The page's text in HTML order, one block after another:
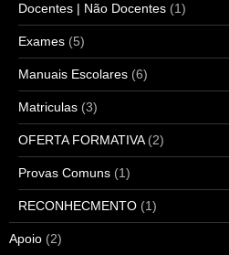
Docentes | Não Docentes (1)
Exames (5)
Manuais Escolares (6)
Matriculas (3)
OFERTA FORMATIVA(2)
Provas Comuns (1)
RECONHECMENTO (1)
Apoio (2)